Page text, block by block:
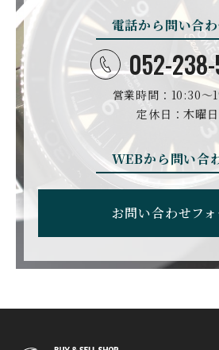
CHOPARD
ショパール
GLASHUTTE ORIGINA
グラスヒュッテ・オリジ
ALAIN SILBERSTEIN
アラン・シルベスタイン
BLANCPAIN
ブランパン
BREITLING
ブライトリング
CARL F. BUCHERER
カール F. ブヘラ
CASIO
電話から問い合
052-
営業時間：10:30〜
定休日：木曜日
WEBから問い合
お問い合わせフ